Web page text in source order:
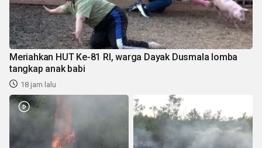
Meriahkan HUT Ke-81 RI, warga Dayak Dusmala lomba
tangkap anak babi
18 jam lalu